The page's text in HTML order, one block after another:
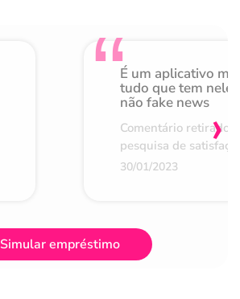
É um aplicativo
tudo que tem nele
não fake news
Comentário retirado
pesquisa de
30/01/2023
›
Simular empréstimo